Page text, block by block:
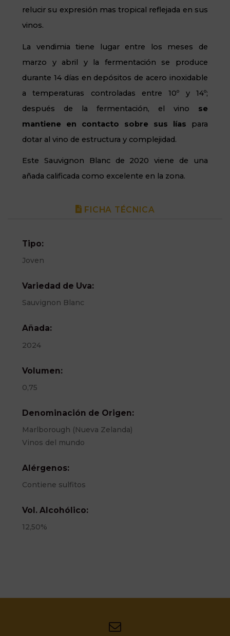
relucir su expresión mas tropical reflejada en sus
vinos.
La vendimia tiene lugar entre los meses de
marzo y abril y la fermentación se produce
durante 14 días en depósitos de acero inoxidable
a temperaturas controladas entre 10º y 14º;
después de la fermentación, el vino se
mantiene en contacto sobre sus lías para
dotar al vino de estructura y complejidad.
Este Sauvignon Blanc de 2020 viene de una
añada calificada como excelente en la zona.
FICHA TÉCNICA
Tipo:
Joven
Variedad de Uva:
Sauvignon Blanc
Añada:
2024
Volumen:
0,75
Denominación de Origen:
Marlborough (Nueva Zelanda)
Vinos del mundo
Alérgenos:
Contiene sulfitos
Vol. Alcohólico:
12,50%